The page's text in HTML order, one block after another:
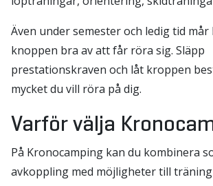
Även under semester och ledig tid
knoppen bra av att får röra sig. Släpp
prestationskraven och låt kroppen
mycket du vill röra på dig.
Varför välja
På Kronocamping kan du kombinera
avkoppling med möjligheter till